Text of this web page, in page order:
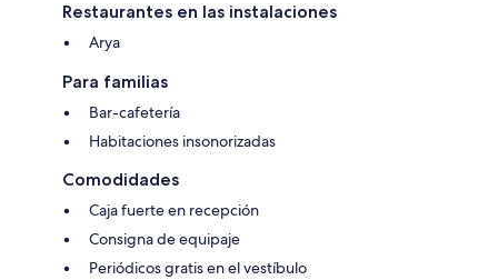
Restaurantes en las instalaciones
Arya
Para familias
Bar-cafetería
Habitaciones insonorizadas
Comodidades
Caja fuerte en recepción
Consigna de equipaje
Periódicos gratis en el vestíbulo